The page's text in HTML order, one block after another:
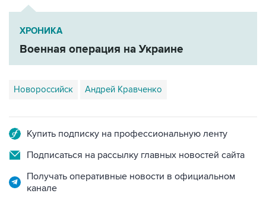
ХРОНИКА
Военная операция на Украине
Новороссийск Андрей Кравченко
Купить подписку на профессиональную ленту
Подписаться на рассылку главных новостей сайта
Получать оперативные новости в официальном
канале